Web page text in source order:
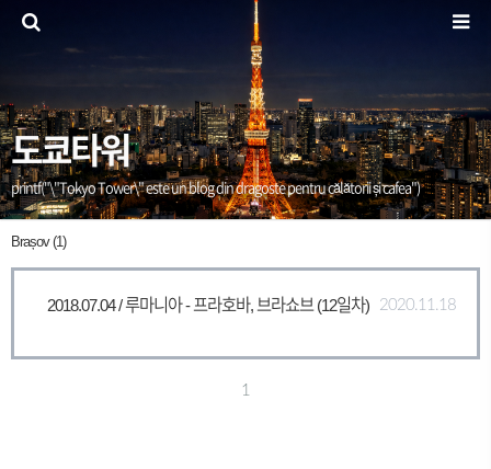
도쿄타워
printf("\"Tokyo Tower\" este un blog din dragoste pentru călătorii și cafea")
Brașov (1)
2018.07.04 / 루마니아 - 프라호바, 브라쇼브 (12일차) 2020.11.18
1